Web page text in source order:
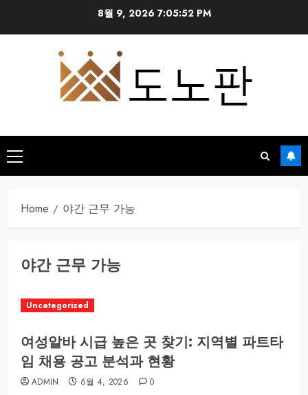
8월 9, 2026 7:05:52 PM
Primary
Menu
Home 야간 근무 가능
야간 근무 가능
Uncategorized
여성알바 시급 높은 곳 찾기: 지역별 파트타
임 채용 공고 분석과 현황
ADMIN 6월 4, 2026 0